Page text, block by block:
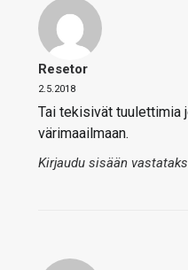
Resetor
2.5.2018
Tai tekisivät tuulettimia
värimaailmaan.
Kirjaudu sisään